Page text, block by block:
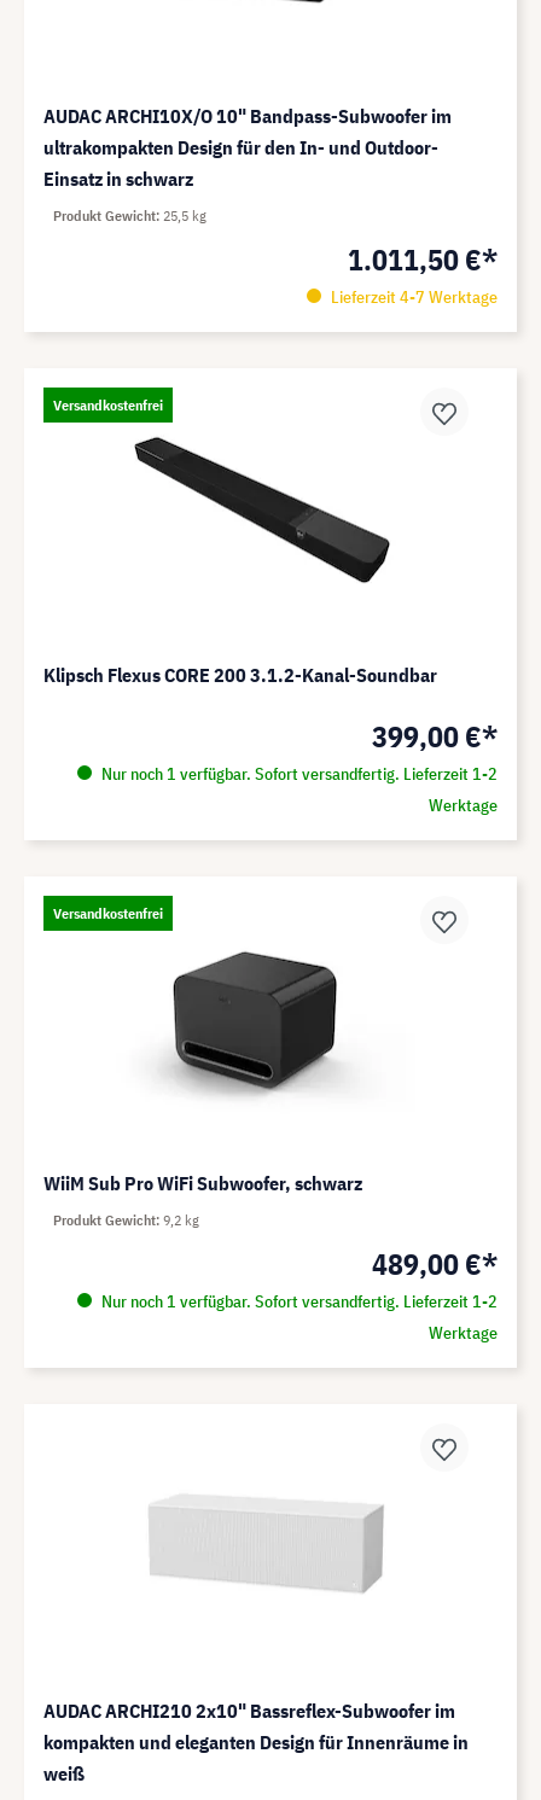
AUDAC ARCHI10X/O 10" Bandpass-Subwoofer im
ultrakompakten Design für den In- und Outdoor-
Einsatz in schwarz
1.011,50 €*
Lieferzeit 4-7 Werktage
Produkt Gewicht 25,5 kg
Versandkostenfrei
Klipsch Flexus CORE 200 3.1.2-Kanal-Soundbar
399,00 €*
Nur noch 1 verfügbar. Sofort versandfertig. Lieferzeit 1-2
Werktage
Versandkostenfrei
WiiM Sub Pro WiFi Subwoofer, schwarz
489,00 €*
Nur noch 1 verfügbar. Sofort versandfertig. Lieferzeit 1-2
Werktage
Produkt Gewicht 9,2 kg
AUDAC ARCHI210 2x10" Bassreflex-Subwoofer im
kompakten und eleganten Design für Innenräume in
weiß